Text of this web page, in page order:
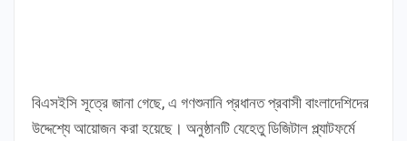
বিএসইসি সূত্রে জানা গেছে, এ গণশুনানি প্রধানত প্রবাসী বাংলাদেশিদের
উদ্দেশ্যে আয়োজন করা হয়েছে। অনুষ্ঠানটি যেহেতু ডিজিটাল প্ল্যাটফর্মে